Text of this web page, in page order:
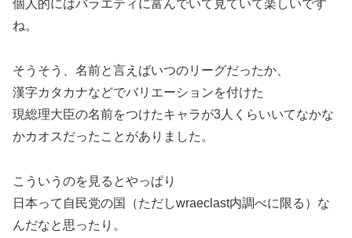
個人的にはバラエティに富んでいて見ていて楽しいです
ね。
そうそう、名前と言えばいつのリーグだったか、
漢字カタカナなどでバリエーションを付けた
現総理大臣の名前をつけたキャラが3人くらいいてなかな
かカオスだったことがありました。
こういうのを見るとやっぱり
日本って自民党の国（ただしwraeclast内調べに限る）な
んだなと思ったり。